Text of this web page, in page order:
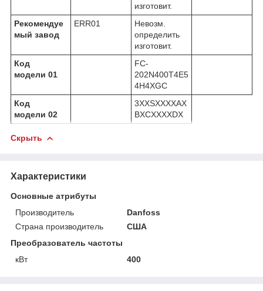
изготовит.
Рекомендуе
мый завод
ERR01
Невозм.
определить
изготовит.
Код
модели 01
FC-
202N400T4E5
4H4XGC
Код
модели 02
3XXSXXXXAX
BXCXXXXDX
Скрыть
Характеристики
Основные атрибуты
Производитель
Danfoss
Страна производитель
США
Преобразователь частоты
кВт
400